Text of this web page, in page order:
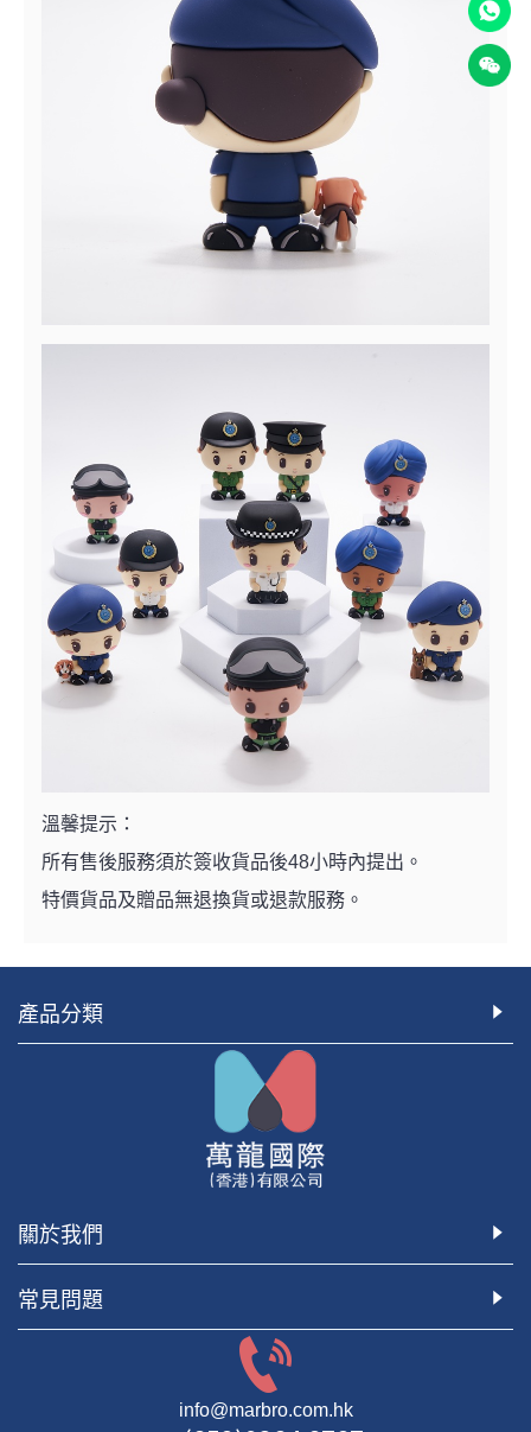
溫馨提示：
所有售後服務須於簽收貨品後48小時內提出。
特價貨品及贈品無退換貨或退款服務。
產品分類
關於我們
常見問題
info@marbro.com.hk